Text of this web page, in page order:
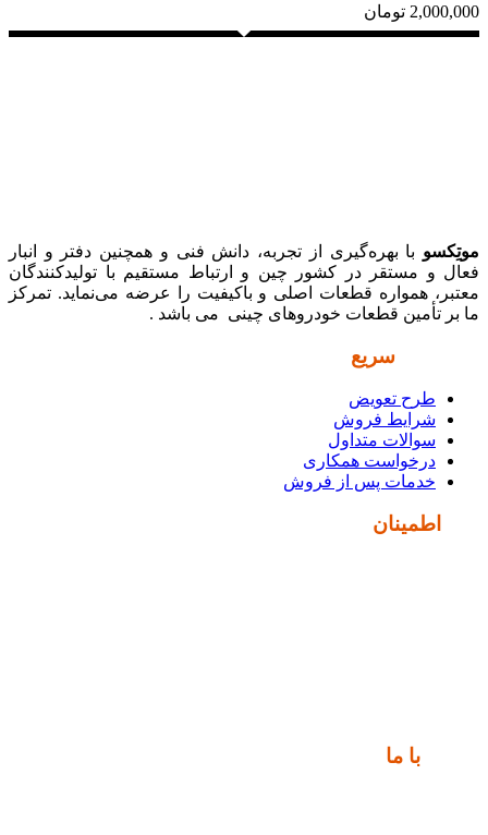
2,000,000 تومان
موتِکسو با بهره‌گیری از تجربه، دانش فنی و همچنین دفتر و انبار
فعال و مستقر در کشور چین و ارتباط مستقیم با تولیدکنندگان
معتبر، همواره قطعات اصلی و باکیفیت را عرضه می‌نماید. تمرکز
ما بر تأمین قطعات خودروهای چینی می باشد .
سریع
طرح تعویض
شرایط فروش
سوالات متداول
درخواست همکاری
خدمات پس از فروش
اطمینان
با ما